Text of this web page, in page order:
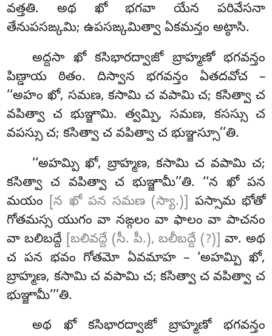
వత్తతి. అథ ఖో భగవా యేన పరివేసనా
తేనుపసఙ్కమి; ఉపసఙ్కమిత్వా ఏకమన్తం అట్ఠాసి.
అద్దసా ఖో కసిభారద్వాజో బ్రాహ్మణో భగవన్తం
పిణ్డాయ ఠితం. దిస్వాన భగవన్తం ఏతదవోచ –
‘‘అహం ఖో, సమణ, కసామి చ వపామి చ; కసిత్వా చ
వపిత్వా చ భుఞ్జామి. త్వమ్పి, సమణ, కసస్సు చ
వపస్సు చ; కసిత్వా చ వపిత్వా చ భుఞ్జస్సూ’’తి.
‘‘అహమ్పి ఖో, బ్రాహ్మణ, కసామి చ వపామి చ;
కసిత్వా చ వపిత్వా చ భుఞ్జామీ’’తి. ‘‘న ఖో పన
మయం [న ఖో పన సమణ (స్యా.)] పస్సామ భోతో
గోతమస్స యుగం వా నఙ్గలం వా ఫాలం వా పాచనం
వా బలిబద్దే [బలివద్దే (సీ. పీ.), బలీబద్దే (?)] వా. అథ
చ పన భవం గోతమో ఏవమాహ – ‘అహమ్పి ఖో,
బ్రాహ్మణ, కసామి చ వపామి చ; కసిత్వా చ వపిత్వా చ
భుఞ్జామీ’’’తి.
అథ ఖో కసిభారద్వాజో బ్రాహ్మణో భగవన్తం